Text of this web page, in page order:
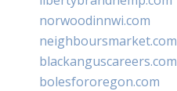
norwoodinnwi.com
neighboursmarket.com
blackanguscareers.com
bolesfororegon.com